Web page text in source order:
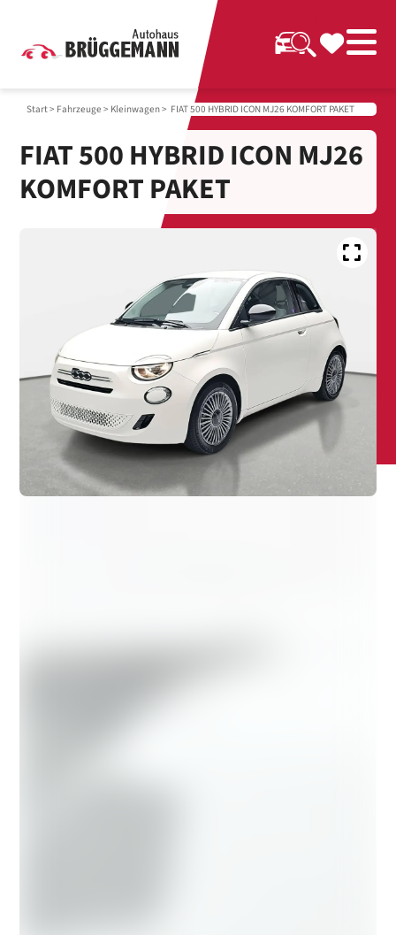
Start> Fahrzeuge > Kleinwagen> FIAT 500 HYBRID ICON MJ26 KOMFORT PAKET
FIAT 500 HYBRID ICON MJ26
KOMFORT PAKET